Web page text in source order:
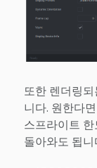
또한 렌더링
니다. 원한다
스프라이트
돌아와도 됩니